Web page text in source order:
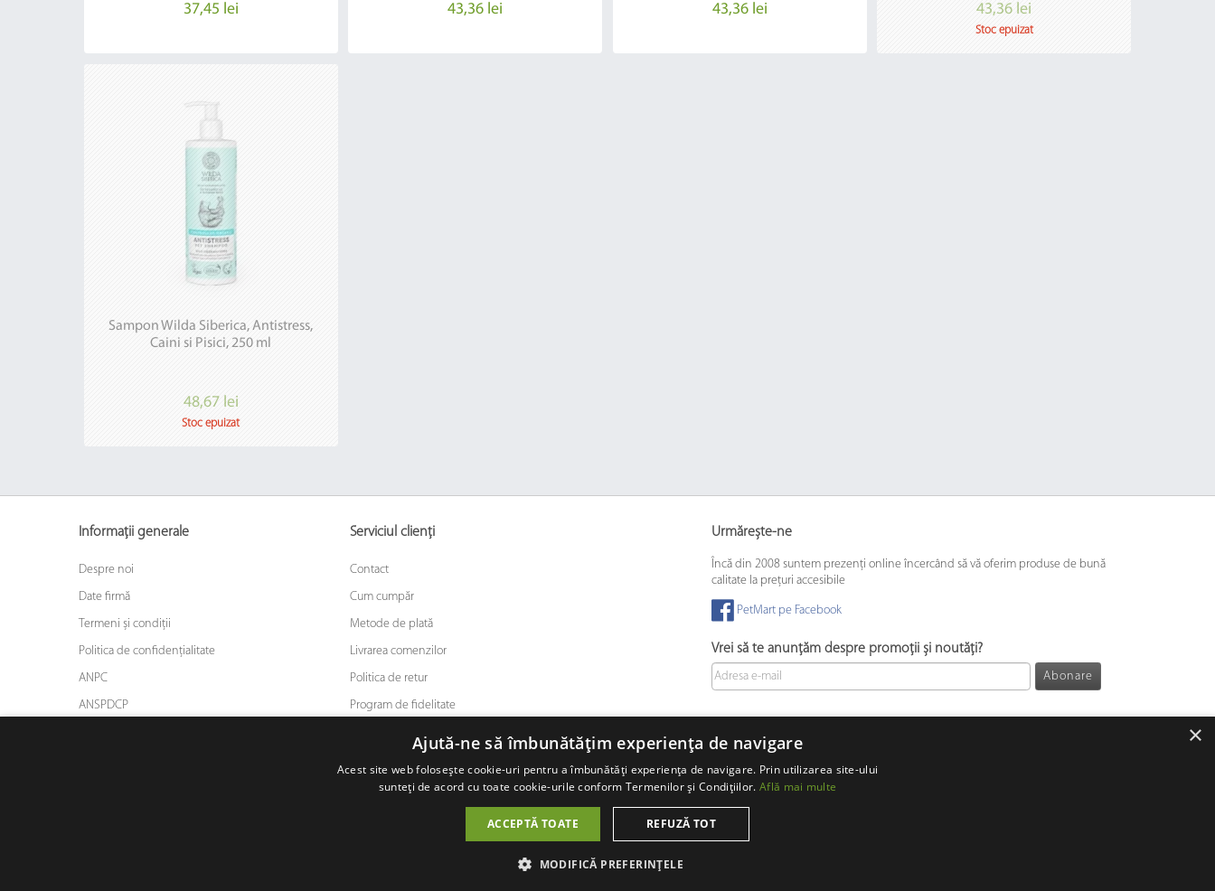
37,45 lei 43,36 lei 43,36 lei 43,36 lei
Stoc epuizat
Sampon Wilda Siberica, Antistress,
Caini si Pisici, 250 ml
48,67 lei
Stoc epuizat
Informații generale
Despre noi
Date firmă
Termeni și condiții
Politica de confidențialitate
ANPC
ANSPDCP
Serviciul clienți
Contact
Cum cumpăr
Metode de plată
Livrarea comenzilor
Politica de retur
Program de fidelitate
Urmărește-ne
Încă din 2008 suntem prezenți online încercând să vă oferim produse de bună
calitate la prețuri accesibile
PetMart pe Facebook
Vrei să te anunțăm despre promoții și noutăți?
Abonare
© 2008 - 2026 PetMart Online SRL.0372 905 900
×
Ajută-ne să îmbunătățim experiența de navigare
Acest site web folosește cookie-uri pentru a îmbunătăți experiența de navigare. Prin utilizarea site-ului
sunteți de acord cu toate cookie-urile conform Termenilor și Condițiilor. Află mai multe
ACCEPTĂ TOATE REFUZĂ TOT
MODIFICĂ PREFERINȚELE